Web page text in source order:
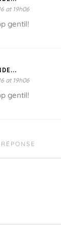
at 19h06
gentil!
at 19h06
gentil!